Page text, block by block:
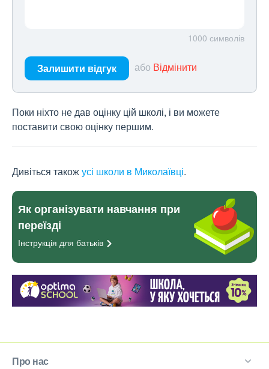
1000 символів
Залишити відгук або Відмінити
Поки ніхто не дав оцінку цій школі, і ви можете
поставити свою оцінку першим.
Дивіться такожусі школи в Миколаївці.
Як організувати навчання при
переїзді
Інструкція для батьків
Про нас